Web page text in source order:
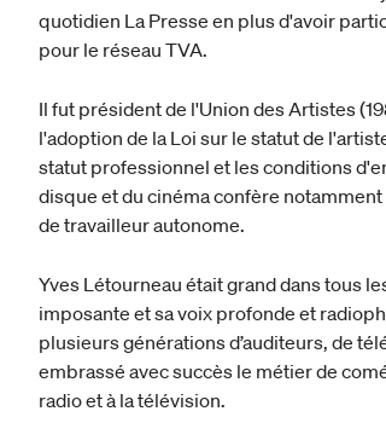
quotidien La Presse en plus d'avoir
pour le réseau TVA.
Il fut président de l'Union des Artistes
l'adoption de la Loi sur le statut de
statut professionnel et les conditions
disque et du cinéma confère
de travailleur autonome.
Yves Létourneau était grand dans tous
imposante et sa voix profonde et
plusieurs générations d’auditeurs, de
embrassé avec succès le métier de
radio et à la télévision.